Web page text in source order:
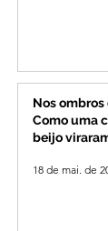
Nos
Como uma
beijo
18 de mai. de